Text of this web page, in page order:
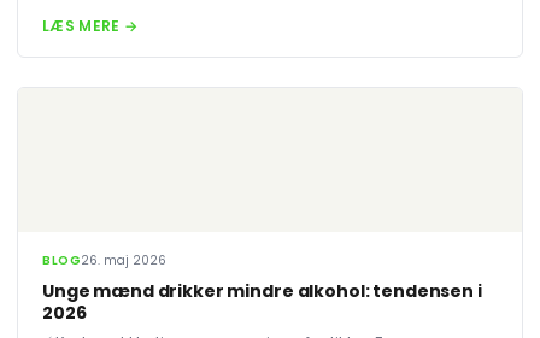
LÆS MERE →
BLOG26. maj 2026
Unge mænd drikker mindre alkohol: tendensen i
2026